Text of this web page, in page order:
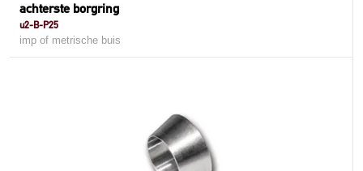
achterste borgring
u2-B-P25
imp of metrische buis